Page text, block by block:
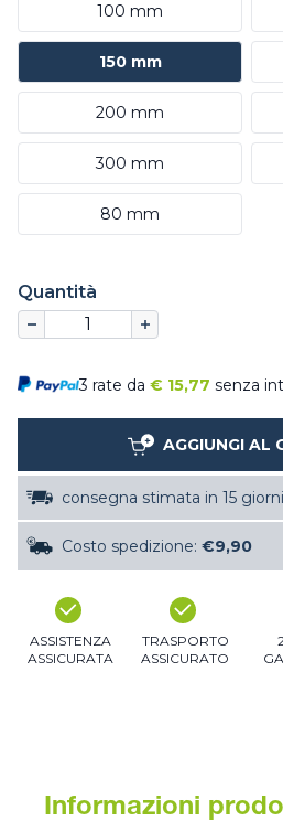
100 mm
150 mm
200 mm
300 mm
80 mm
Quantità
3 rate da € 15,77 senza
AGGIUNGI AL
consegna stimata in 15 giorni
Costo spedizione: €9,90
ASSISTENZA
ASSICURATA
TRASPORTO
ASSICURATO
Informazioni